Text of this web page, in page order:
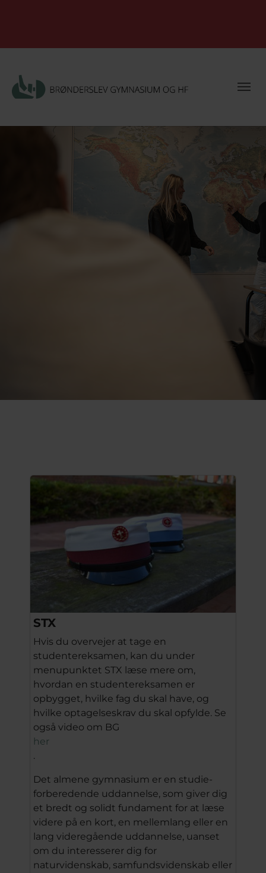
STX
Hvis du overvejer at tage en
studentereksamen, kan du under
menupunktet STX læse mere om,
hvordan en studentereksamen er
opbygget, hvilke fag du skal have, og
hvilke optagelseskrav du skal opfylde. Se
også video om BG
her
.
Det almene gymnasium er en studie-
forberedende uddannelse, som giver dig
et bredt og solidt fundament for at læse
videre på en kort, en mellemlang eller en
lang videregående uddannelse, uanset
om du interesserer dig for
naturvidenskab, samfundsvidenskab eller